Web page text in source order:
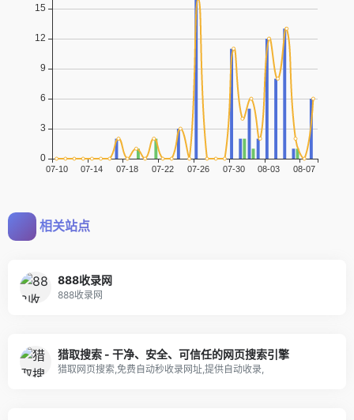
相关站点
888收录网
888收录网
猎取搜索 - 干净、安全、可信任的网页搜索引擎
猎取网页搜索,免费自动秒收录网址,提供自动收录,